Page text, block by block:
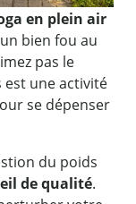
en plein air
bien fou au
pas le
est une activité
se dépenser
du poids
de qualité.